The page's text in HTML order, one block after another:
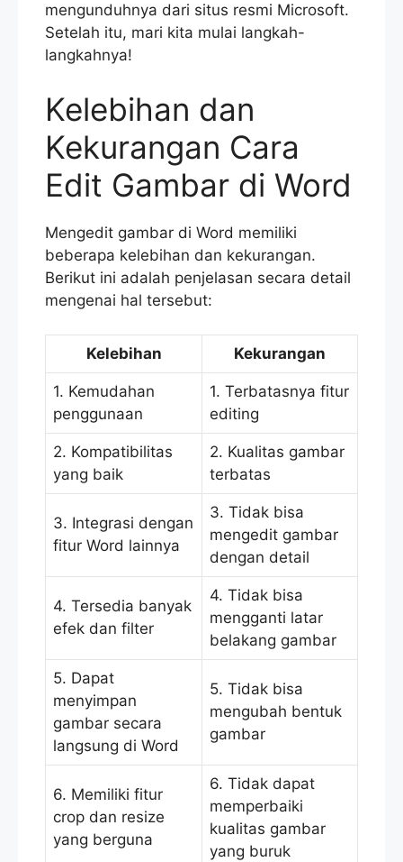
mengunduhnya dari situs resmi Microsoft.
Setelah itu, mari kita mulai langkah-
langkahnya!
Kelebihan dan
Kekurangan Cara
Edit Gambar di Word
Mengedit gambar di Word memiliki
beberapa kelebihan dan kekurangan.
Berikut ini adalah penjelasan secara detail
mengenai hal tersebut:
Kelebihan Kekurangan
1. Kemudahan
penggunaan
1. Terbatasnya fitur
editing
2. Kompatibilitas
yang baik
2. Kualitas gambar
terbatas
3. Integrasi dengan
fitur Word lainnya
3. Tidak bisa
mengedit gambar
dengan detail
4. Tersedia banyak
efek dan filter
4. Tidak bisa
mengganti latar
belakang gambar
5. Dapat
menyimpan
gambar secara
langsung di Word
5. Tidak bisa
mengubah bentuk
gambar
6. Memiliki fitur
crop dan resize
yang berguna
6. Tidak dapat
memperbaiki
kualitas gambar
yang buruk